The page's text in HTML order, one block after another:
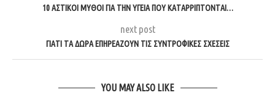
10 ΑΣΤΙΚΟΙ ΜΥΘΟΙ ΓΙΑ ΤΗΝ ΥΓΕΙΑ ΠΟΥ ΚΑΤΑΡΡΙΠΤΟΝΤΑΙ…
next post
ΓΙΑΤΙ ΤΑ ΔΩΡΑ ΕΠΗΡΕΑΖΟΥΝ ΤΙΣ ΣΥΝΤΡΟΦΙΚΕΣ ΣΧΕΣΕΙΣ
YOU MAY ALSO LIKE